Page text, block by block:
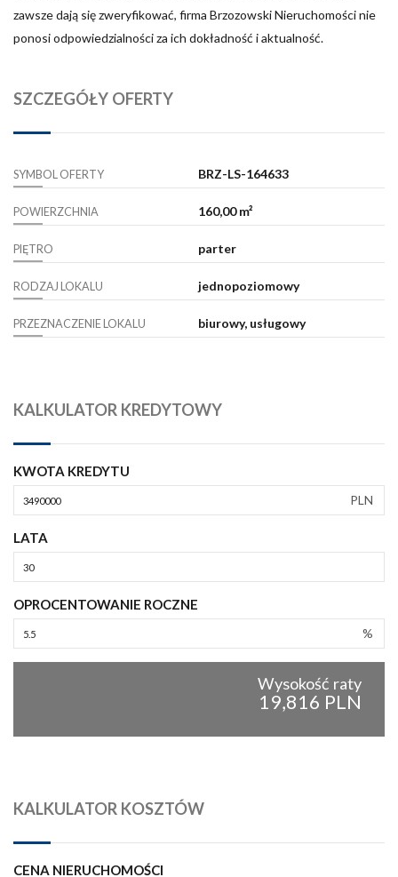
zawsze dają się zweryfikować, firma Brzozowski Nieruchomości nie
ponosi odpowiedzialności za ich dokładność i aktualność.
SZCZEGÓŁY OFERTY
SYMBOL OFERTY BRZ-LS-164633
POWIERZCHNIA 160,00 m²
PIĘTRO parter
RODZAJ LOKALU jednopoziomowy
PRZEZNACZENIE LOKALU biurowy, usługowy
KALKULATOR KREDYTOWY
KWOTA KREDYTU
PLN
LATA
OPROCENTOWANIE ROCZNE
%
Wysokość raty
19,816 PLN
KALKULATOR KOSZTÓW
CENA NIERUCHOMOŚCI